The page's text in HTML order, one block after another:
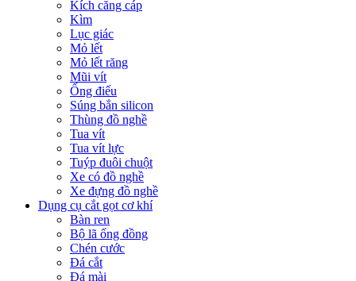
Kích căng cáp
Kìm
Lục giác
Mỏ lết
Mỏ lết răng
Mũi vít
Ống điếu
Súng bắn silicon
Thùng đồ nghề
Tua vít
Tua vít lực
Tuýp đuôi chuột
Xe có đồ nghề
Xe đựng đồ nghề
Dụng cụ cắt gọt cơ khí
Bàn ren
Bộ lã ống đồng
Chén cước
Đá cắt
Đá mài